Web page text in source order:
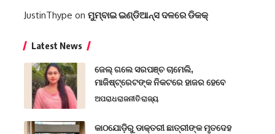
JustinThype on ମୁମ୍ବାଇ ଇଣ୍ଡିଆନ୍ସ ଦଳରେ ଡିକକ୍‌
Latest News
ଜେଲ୍ ଗଲେ ସରପଞ୍ଚ ଚାମେଲି,
ମାଜିଷ୍ଟ୍ରେଟଙ୍କ ନିକଟରେ ହାଜର ହେବେ
ଅପରାଧରାଜନୀତିରାଜ୍ୟ
କାଠଯୋଡ଼ିରୁ ଡାକ୍ତରୀ ଛାତ୍ରୀଙ୍କ ମୃତଦେହ